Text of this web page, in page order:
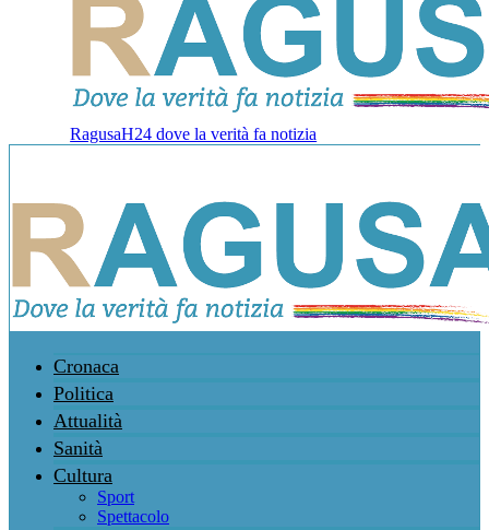
RagusaH24 dove la verità fa notizia
Cronaca
Politica
Attualità
Sanità
Cultura
Sport
Spettacolo